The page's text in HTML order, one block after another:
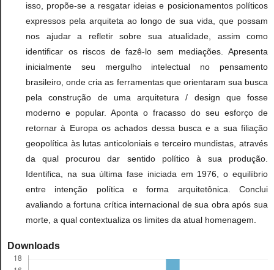
isso, propõe-se a resgatar ideias e posicionamentos políticos
expressos pela arquiteta ao longo de sua vida, que possam
nos ajudar a refletir sobre sua atualidade, assim como
identificar os riscos de fazê-lo sem mediações. Apresenta
inicialmente seu mergulho intelectual no pensamento
brasileiro, onde cria as ferramentas que orientaram sua busca
pela construção de uma arquitetura / design que fosse
moderno e popular. Aponta o fracasso do seu esforço de
retornar à Europa os achados dessa busca e a sua filiação
geopolítica às lutas anticoloniais e terceiro mundistas, através
da qual procurou dar sentido político à sua produção.
Identifica, na sua última fase iniciada em 1976, o equilíbrio
entre intenção política e forma arquitetônica. Conclui
avaliando a fortuna crítica internacional de sua obra após sua
morte, a qual contextualiza os limites da atual homenagem.
Downloads